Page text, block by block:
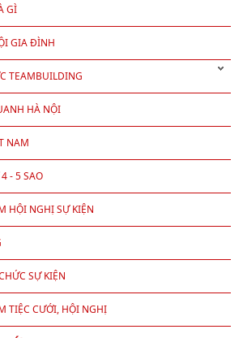
TEAMBUILDING ĐÃ TỔ CHỨC
GÌ
GIA ĐÌNH
TEAMBUILDING
HÀ NỘI
NAM
- 5 SAO
HỘI NGHỊ SỰ KIỆN